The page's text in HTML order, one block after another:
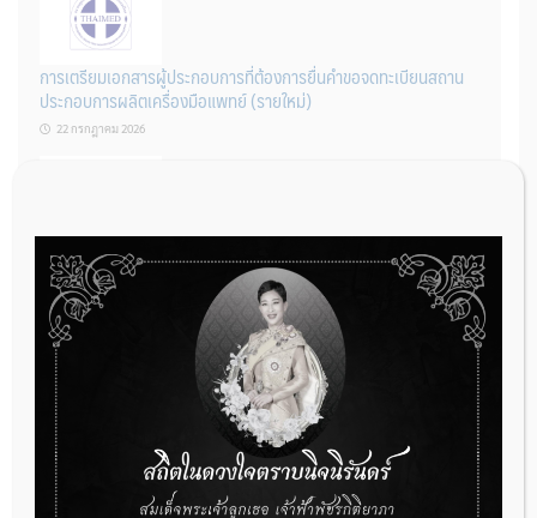
การเตรียมเอกสารผู้ประกอบการที่ต้องการยื่นคำขอจดทะเบียนสถาน
ประกอบการผลิตเครื่องมือแพทย์ (รายใหม่)
22 กรกฎาคม 2026
ผู้ประกอบการผลิต และ นักวิจัย ที่ต้องการขึ้นทะเบียนเครื่องมือแพทย์
ต้องทำอย่างไรบ้าง
22 กรกฎาคม 2026
กองควบคุมเครื่องมือแพทย์ เปิดรับฟังความคิดเห็นหลักการยกร่าง
กฎหมาย จำนวน 3 ฉบับ ผ่านระบบกลางทางกฎหมาย
22 กรกฎาคม 2026